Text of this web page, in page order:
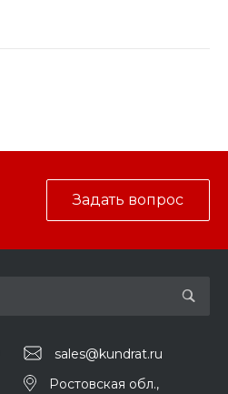
Задать вопрос
sales@kundrat.ru
Ростовская обл.,